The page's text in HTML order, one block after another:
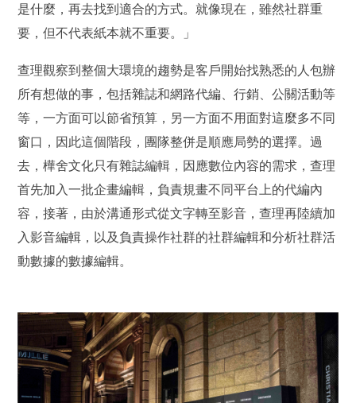
是什麼，再去找到適合的方式。就像現在，雖然社群重
要，但不代表紙本就不重要。」
查理觀察到整個大環境的趨勢是客戶開始找熟悉的人包辦
所有想做的事，包括雜誌和網路代編、行銷、公關活動等
等，一方面可以節省預算，另一方面不用面對這麼多不同
窗口，因此這個階段，團隊整併是順應局勢的選擇。過
去，樺舍文化只有雜誌編輯，因應數位內容的需求，查理
首先加入一批企畫編輯，負責規畫不同平台上的代編內
容，接著，由於溝通形式從文字轉至影音，查理再陸續加
入影音編輯，以及負責操作社群的社群編輯和分析社群活
動數據的數據編輯。